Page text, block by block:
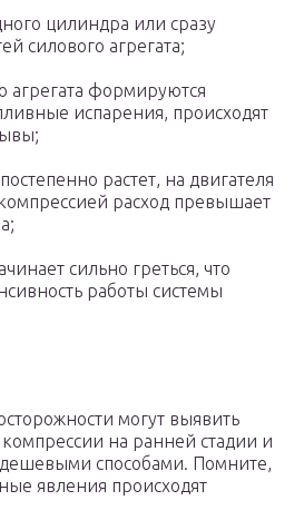
цилиндра или сразу
силового агрегата;
агрегата формируются
испарения, происходят
растет, на двигателя
расход превышает
сильно греться, что
работы системы
могут выявить
на ранней стадии и
способами. Помните,
явления происходят